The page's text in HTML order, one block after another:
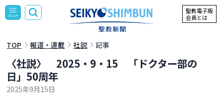
聖教電子版
会員とは
TOP 報道・連載 社説 記事
〈社説〉 2025・9・15 「ドクター部の
日」50周年
2025年9月15日